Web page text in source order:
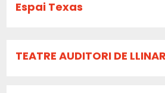
Espai Texas
TEATRE AUDITORI DE